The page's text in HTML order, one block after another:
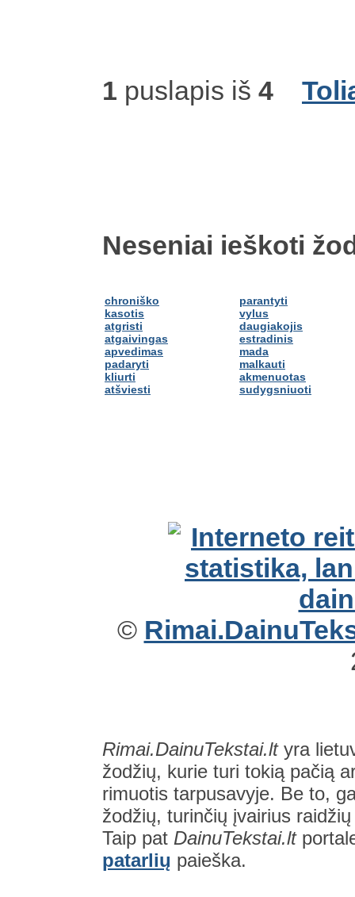
1 puslapis iš 4
Neseniai ieškoti
chroniško
kasotis
atgristi
atgaivingas
apvedimas
padaryti
kliurti
atšviesti
parantyti
vylus
daugiakojis
estradinis
mada
malkauti
akmenuotas
sudygsniuoti
©
Rimai.DainuTekstai.ltyra
žodžių, kurie turi tokią pačią
rimuotis tarpusavyje. Be to,
žodžių, turinčių įvairius
Taip pat DainuTekstai.lt
patarlių paieška.